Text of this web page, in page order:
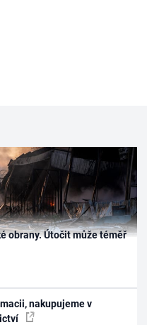
obrany. Útočit může téměř
nakupujeme v